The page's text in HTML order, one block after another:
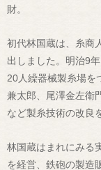
財。
初代林国蔵は、糸商
出しました。明治9
20人繰器械製糸場を
兼太郎、尾澤金左衛
など製糸技術の改良
林国蔵はまれにみる
を経営、鉄砲の製造